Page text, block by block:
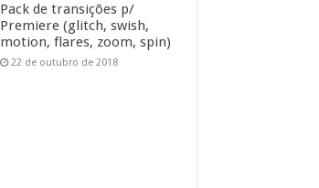
Pack de transições p/
Premiere (glitch, swish,
motion, flares, zoom, spin)
22 de outubro de 2018